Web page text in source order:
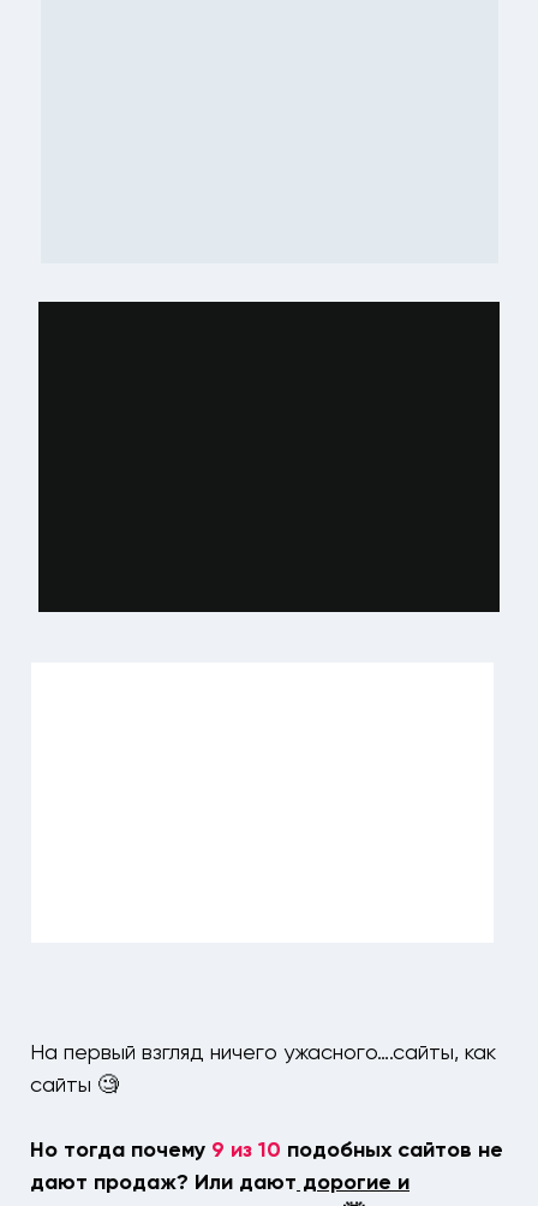
На первый взгляд ничего ужасного….сайты, как
сайты 🧐
Но тогда почему 9 из 10 подобных сайтов не
дают продаж? Или дают дорогие и